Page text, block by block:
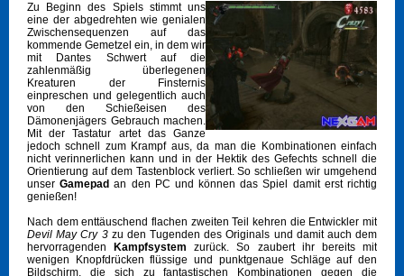
Zu Beginn des Spiels stimmt uns
eine der abgedrehten wie genialen
Zwischensequenzen auf das
kommende Gemetzel ein, in dem wir
mit Dantes Schwert auf die
zahlenmäßig überlegenen
Kreaturen der Finsternis
einpreschen und gelegentlich auch
von den Schießeisen des
Dämonenjägers Gebrauch machen.
Mit der Tastatur artet das Ganze
jedoch schnell zum Krampf aus, da man die Kombinationen einfach
nicht verinnerlichen kann und in der Hektik des Gefechts schnell die
Orientierung auf dem Tastenblock verliert. So schließen wir umgehend
unserGamepad an den PC und können das Spiel damit erst richtig
genießen!
Nach dem enttäuschend flachen zweiten Teil kehren die Entwickler mit
Devil May Cry 3zu den Tugenden des Originals und damit auch dem
hervorragenden
Kampfsystem zurück. So zaubert ihr bereits mit
wenigen Knopfdrücken flüssige und punktgenaue Schläge auf den
Bildschirm, die sich zu fantastischen Kombinationen gegen die